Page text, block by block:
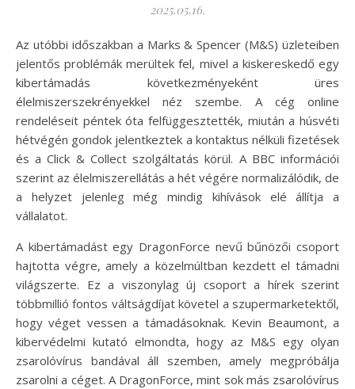
2025.05.16.
Az utóbbi időszakban a Marks & Spencer (M&S) üzleteiben
jelentős problémák merültek fel, mivel a kiskereskedő egy
kibertámadás következményeként üres
élelmiszerszekrényekkel néz szembe. A cég online
rendeléseit péntek óta felfüggesztették, miután a húsvéti
hétvégén gondok jelentkeztek a kontaktus nélküli fizetések
és a Click & Collect szolgáltatás körül. A BBC információi
szerint az élelmiszerellátás a hét végére normalizálódik, de
a helyzet jelenleg még mindig kihívások elé állítja a
vállalatot.
A kibertámadást egy DragonForce nevű bűnözői csoport
hajtotta végre, amely a közelmúltban kezdett el támadni
világszerte. Ez a viszonylag új csoport a hírek szerint
többmillió fontos váltságdíjat követel a szupermarketektől,
hogy véget vessen a támadásoknak. Kevin Beaumont, a
kibervédelmi kutató elmondta, hogy az M&S egy olyan
zsarolóvírus bandával áll szemben, amely megpróbálja
zsarolni a céget. A DragonForce, mint sok más zsarolóvírus